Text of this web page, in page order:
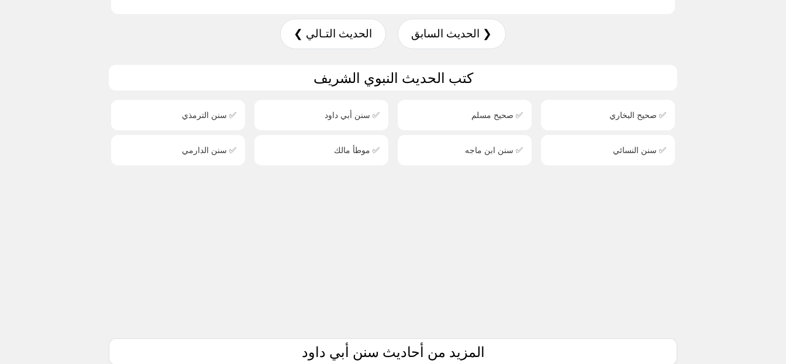
❮ الحديث السابق الحديث التـالي ❯
كتب الحديث النبوي الشريف
✅ صحيح البخاري ✅ صحيح مسلم ✅ سنن أبي داود ✅ سنن الترمذي
✅ سنن النسائي ✅ سنن ابن ماجه ✅ موطأ مالك ✅ سنن الدارمي
المزيد من أحاديث سنن أبي داود